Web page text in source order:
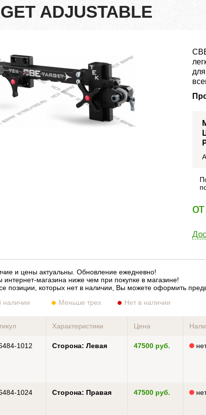
ADJUSTABLE
и цены актуальны. Обновление ежедневно!
интернет-магазина ниже чем при покупке в магазине!
позиции, которых нет в наличии, Вы можете оформить
наличии
Меньше трех Нет в наличии
Характеристики Цена
1012 Сторона: Левая 47500 руб.
1024 Сторона: Правая 47500 руб.